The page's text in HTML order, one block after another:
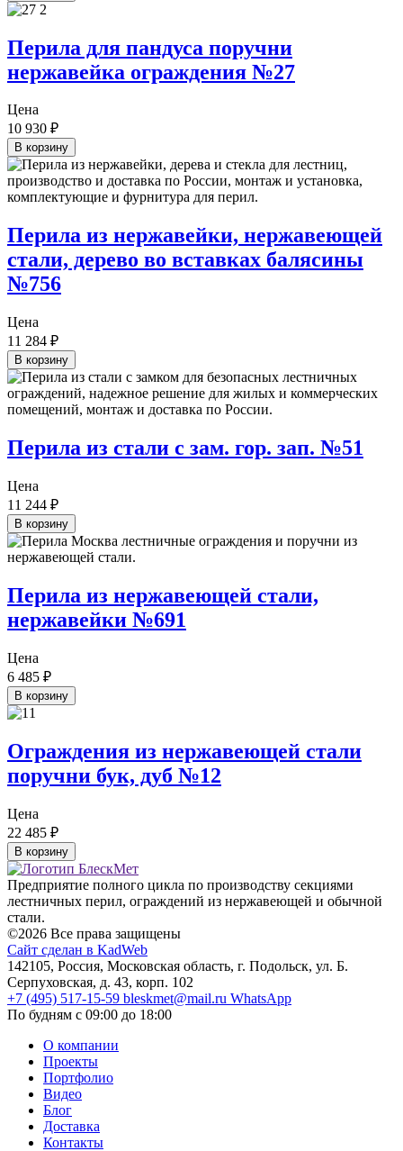
Перила для пандуса поручни
нержавейка ограждения №27
Цена
10 930 ₽
В корзину
Перила из нержавейки, нержавеющей
стали, дерево во вставках балясины
№756
Цена
11 284 ₽
В корзину
Перила из стали с зам. гор. зап. №51
Цена
11 244 ₽
В корзину
Перила из нержавеющей стали,
нержавейки №691
Цена
6 485 ₽
В корзину
Ограждения из нержавеющей стали
поручни бук, дуб №12
Цена
22 485 ₽
В корзину
Предприятие полного цикла по производству секциями
лестничных перил, ограждений из нержавеющей и обычной
стали.
©2026 Все права защищены
Сайт сделан в KadWeb
142105, Россия, Московская область, г. Подольск, ул. Б.
Серпуховская, д. 43, корп. 102
+7 (495) 517-15-59 bleskmet@mail.ru WhatsApp
По будням с 09:00 до 18:00
О компании
Проекты
Портфолио
Видео
Блог
Доставка
Контакты